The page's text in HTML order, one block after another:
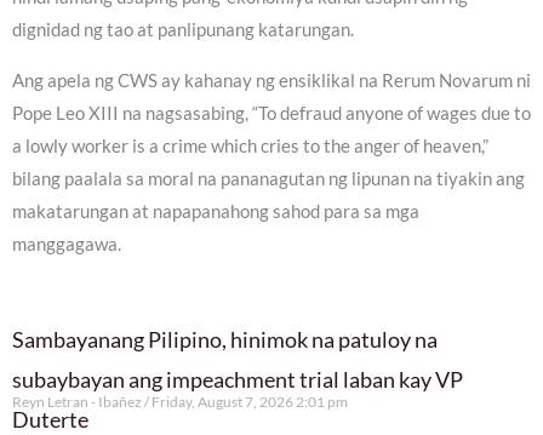
dignidad ng tao at panlipunang katarungan.
Ang apela ng CWS ay kahanay ng ensiklikal na Rerum Novarum ni
Pope Leo XIII na nagsasabing, “To defraud anyone of wages due to
a lowly worker is a crime which cries to the anger of heaven,”
bilang paalala sa moral na pananagutan ng lipunan na tiyakin ang
makatarungan at napapanahong sahod para sa mga
manggagawa.
Sambayanang Pilipino, hinimok na patuloy na
subaybayan ang impeachment trial laban kay VP
Duterte
Reyn Letran - Ibañez Friday, August 7, 2026 2:01 pm